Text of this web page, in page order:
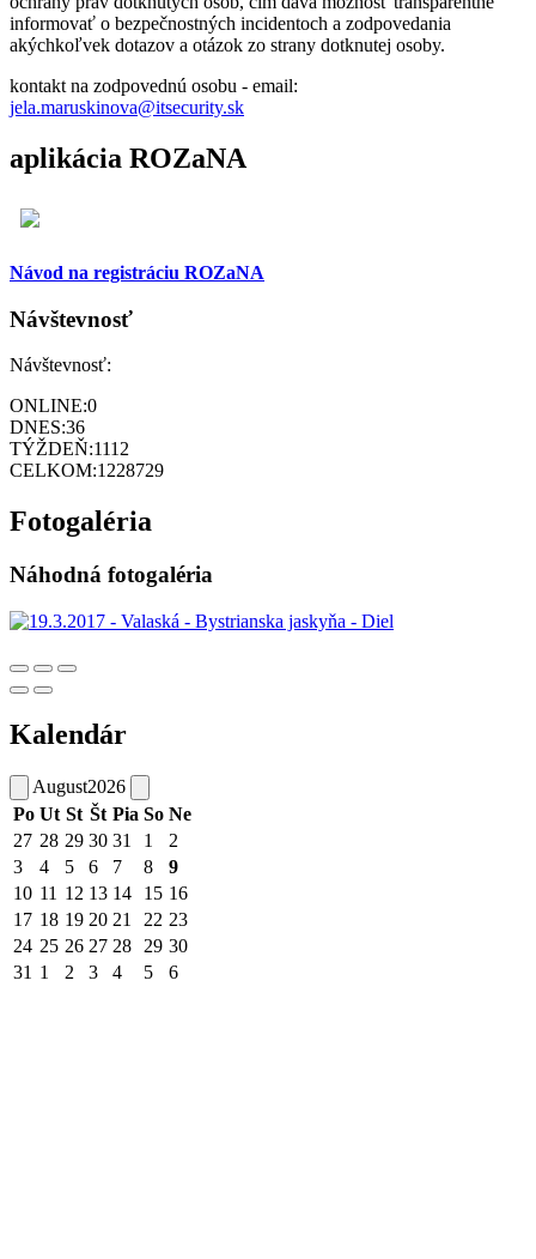
informovať o bezpečnostných incidentoch a zodpovedania
akýchkoľvek dotazov a otázok zo strany dotknutej osoby.
kontakt na zodpovednú osobu - email:
jela.maruskinova@itsecurity.sk
aplikácia ROZaNA
Návod na registráciu ROZaNA
Návštevnosť
Návštevnosť:
ONLINE:0
DNES:36
TÝŽDEŇ:1112
CELKOM:1228729
Fotogaléria
Náhodná fotogaléria
Kalendár
August2026
Po Ut St Št Pia So Ne
27 28 29 30 31 1
2
3
4 5 6 7 8
9
10 11 12 13 14 15 16
17 18 19 20 21 22 23
24 25 26 27 28 29 30
31 1 2 3 4 5 6